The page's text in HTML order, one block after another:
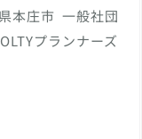
本庄市 一般社団
プランナーズ